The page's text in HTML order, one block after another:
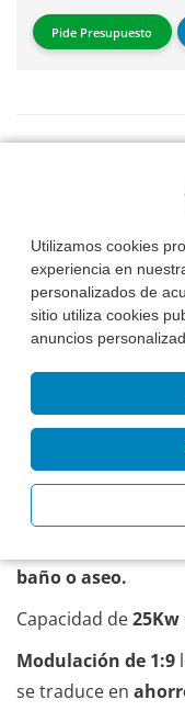
Utilizamos cookies
experiencia en
personalizados de
sitio utiliza cookies
anuncios
Pide Presupuesto
Control
VAILLANT
baño o aseo.
Capacidad de25Kw
Modulación de 1:9
se traduce en